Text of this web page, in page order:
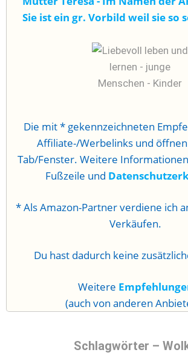
Sie ist ein gr. Vorbild weil sie so
Die mit * gekennzeichneten
Affiliate-/Werbelinks und
Tab/Fenster. Weitere
Fußzeile und
* Als Amazon-Partner verdiene ich
Verkäufen.
Du hast dadurch keine
Weitere
(auch von anderen
Schlagwörter –